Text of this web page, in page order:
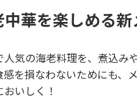
華を楽しめる新
気の海老料理を、煮込み
感を損なわないためにも、
いしく！